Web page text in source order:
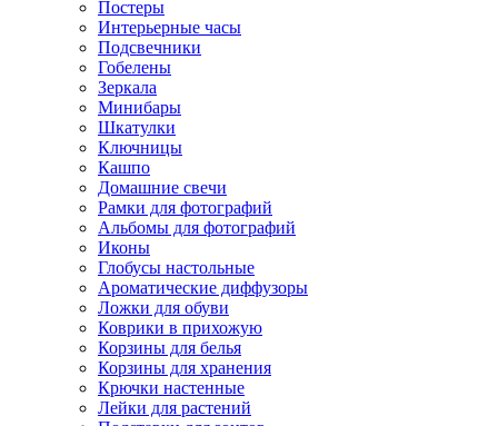
Постеры
Интерьерные часы
Подсвечники
Гобелены
Зеркала
Минибары
Шкатулки
Ключницы
Кашпо
Домашние свечи
Рамки для фотографий
Альбомы для фотографий
Иконы
Глобусы настольные
Ароматические диффузоры
Ложки для обуви
Коврики в прихожую
Корзины для белья
Корзины для хранения
Крючки настенные
Лейки для растений